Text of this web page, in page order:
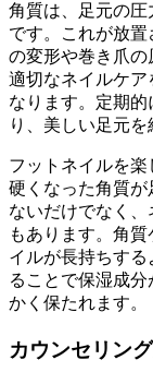
角質は、足元の
です。これが放
の変形や巻き爪
適切なネイルケア
なります。定期
り、美しい足元を
フットネイルを楽
硬くなった角質が
ないだけでなく
もあります。角
イルが長持ちす
ることで保湿成
かく保たれます。
カウンセリン